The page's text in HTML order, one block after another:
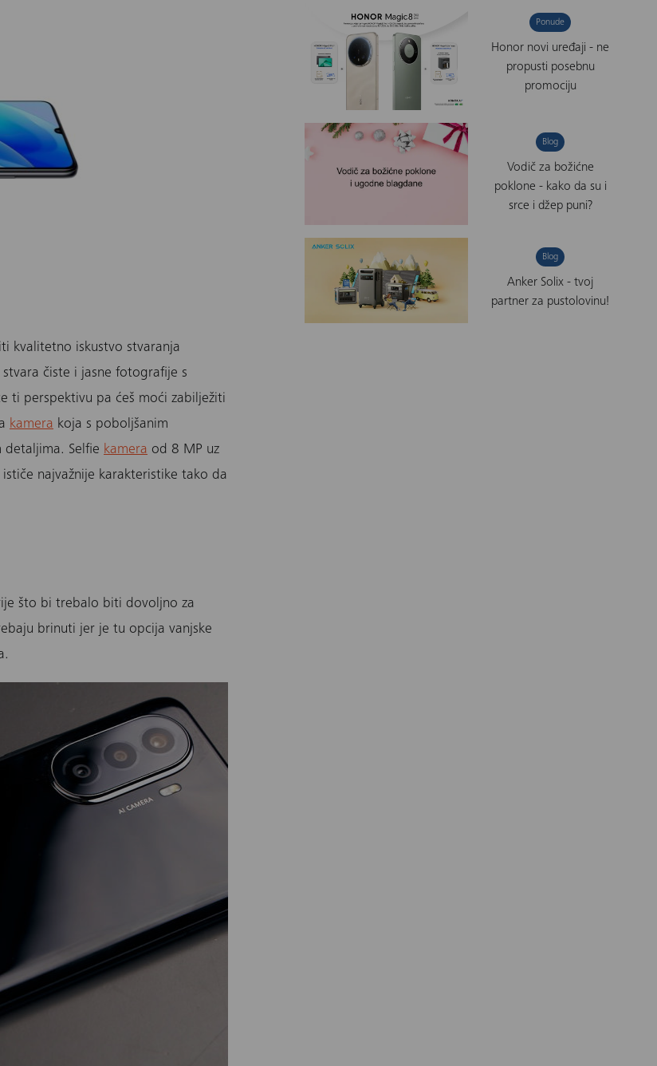
kvalitetno iskustvo stvaranja
čiste i jasne fotografije s
ti perspektivu pa ćeš moći zabilježiti
kamera koja s poboljšanim
Selfie kamera od 8 MP uz
najvažnije karakteristike tako da
što bi trebalo biti dovoljno za
brinuti jer je tu opcija vanjske
Ponude
Honor novi uređaji - ne
propusti posebnu
promociju
Blog
Vodič za božićne
poklone - kako da su i
srce i džep puni?
Blog
Anker Solix - tvoj
partner za pustolovinu!